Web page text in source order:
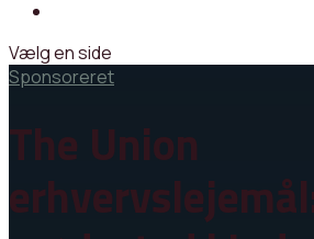
Vælg en side
Sponsoreret
The Union